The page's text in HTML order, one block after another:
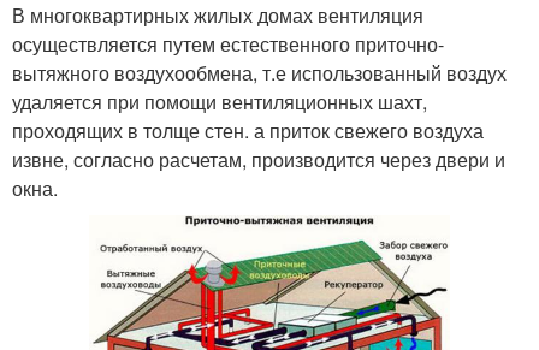
В многоквартирных жилых домах вентиляция
осуществляется путем естественного приточно-
вытяжного воздухообмена, т.е использованный воздух
удаляется при помощи вентиляционных шахт,
проходящих в толще стен. а приток свежего воздуха
извне, согласно расчетам, производится через двери и
окна.